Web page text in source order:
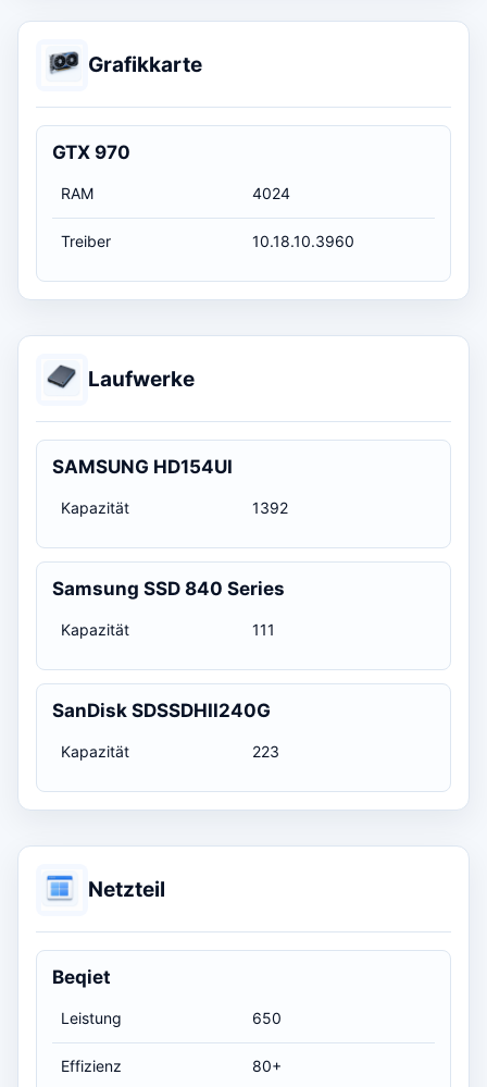
Grafikkarte
GTX 970
RAM 4024
Treiber 10.18.10.3960
Laufwerke
SAMSUNG HD154UI
Kapazität 1392
Samsung SSD 840 Series
Kapazität 111
SanDisk SDSSDHII240G
Kapazität 223
Netzteil
Beqiet
Leistung 650
Effizienz 80+